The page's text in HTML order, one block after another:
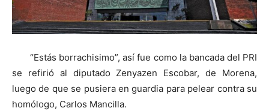
“Estás borrachisimo”, así fue como la bancada del PRI
se refirió al diputado Zenyazen Escobar, de Morena,
luego de que se pusiera en guardia para pelear contra su
homólogo, Carlos Mancilla.